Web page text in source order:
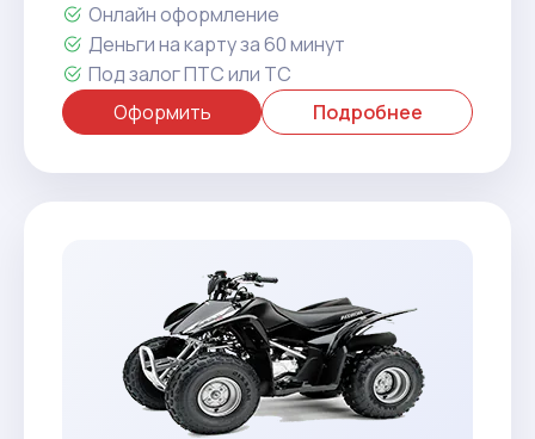
Онлайн оформление
Деньги на карту за 60 минут
Под залог ПТС или ТС
Оформить
Подробнее